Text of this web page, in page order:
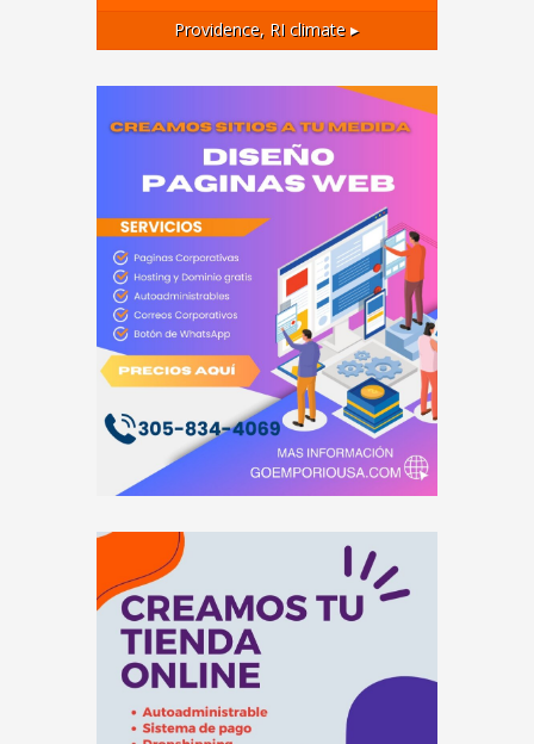
Providence, RI climate ▸